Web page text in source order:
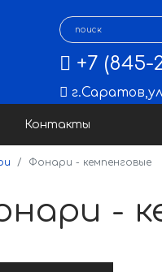
+7 (845-
г.Саратов,
Контакты
Фонари - кемпенговые
-